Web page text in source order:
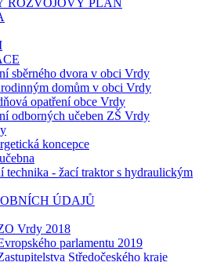
ROZVOJOVÝ PLÁN
sběrného dvora v obci Vrdy
domům v obci Vrdy
opatření obce Vrdy
odborných učeben ZŠ Vrdy
koncepce
technika - žací traktor s hydraulickým
ÚDAJŮ
Vrdy 2018
parlamentu 2019
Středočeského kraje